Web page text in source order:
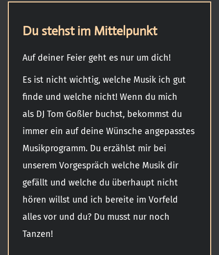
Du stehst im Mittelpunkt
Auf deiner Feier geht es nur um dich!
Es ist nicht wichtig, welche Musik ich gut
finde und welche nicht! Wenn du mich
als DJ Tom Goßler buchst, bekommst du
immer ein auf deine Wünsche angepasstes
Musikprogramm. Du erzählst mir bei
unserem Vorgespräch welche Musik dir
gefällt und welche du überhaupt nicht
hören willst und ich bereite im Vorfeld
alles vor und du? Du musst nur noch
Tanzen!